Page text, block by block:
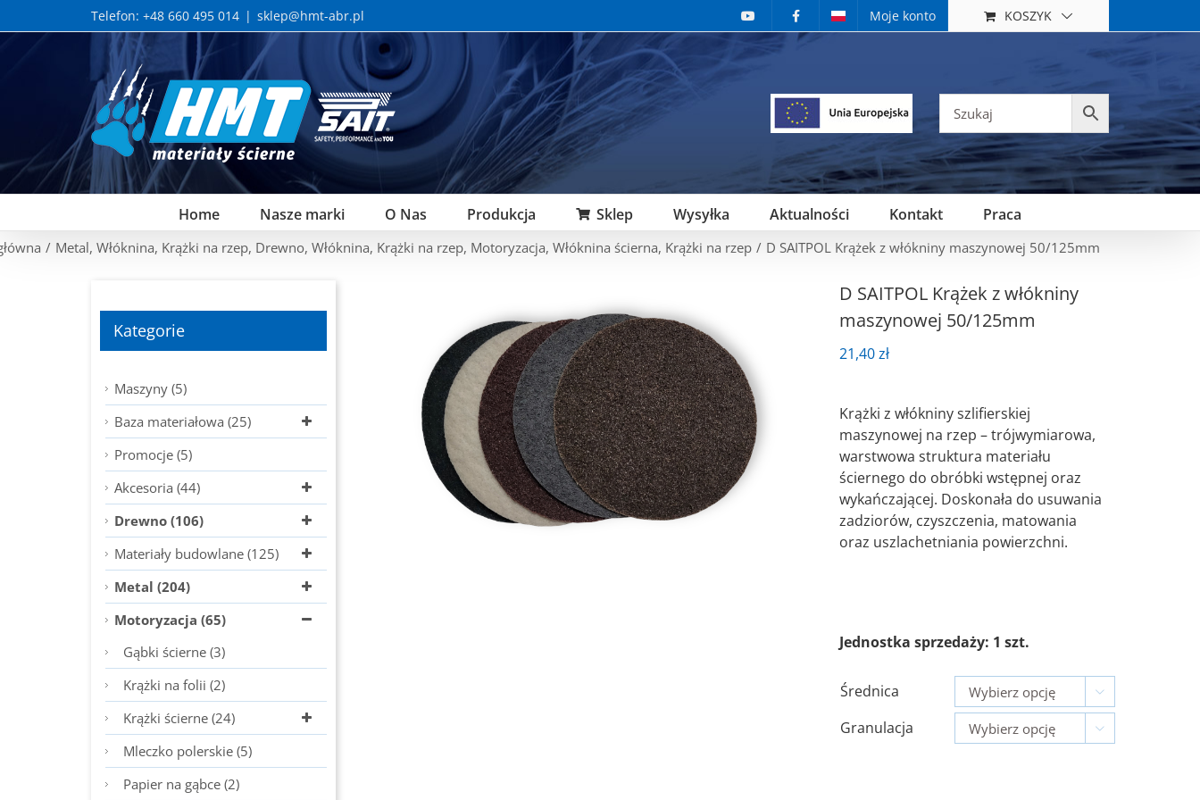
to
Telefon: +48 660 495 014 | sklep@hmt-abr.pl Moje konto KOSZYK
Home Nasze marki O Nas Produkcja Sklep Wysyłka Aktualności Kontakt Praca
/ Metal, Włóknina, Krążki na rzep, Drewno, Włóknina, Krążki na rzep, Motoryzacja, Włóknina ścierna, Krążki na rzep / D SAITPOL Krążek z włókniny maszynowej 50/125mm
D SAITPOL Krążek z włókniny
maszynowej 50/125mm
21,40zł
Krążki z włókniny szlifierskiej
maszynowej na rzep – trójwymiarowa,
warstwowa struktura materiału
ściernego do obróbki wstępnej oraz
wykańczającej. Doskonała do usuwania
zadziorów, czyszczenia, matowania
oraz uszlachetniania powierzchni.
Jednostka sprzedaży: 1 szt.
Średnica 
Granulacja 
Kategorie
Maszyny (5)
Baza materiałowa (25)
Promocje (5)
Akcesoria (44)
Drewno (106)
Materiały budowlane (125)
Metal (204)
Motoryzacja (65)
Gąbki ścierne (3)
Krążki na folii (2)
Krążki ścierne (24)
Mleczko polerskie (5)
Papier na gąbce (2)